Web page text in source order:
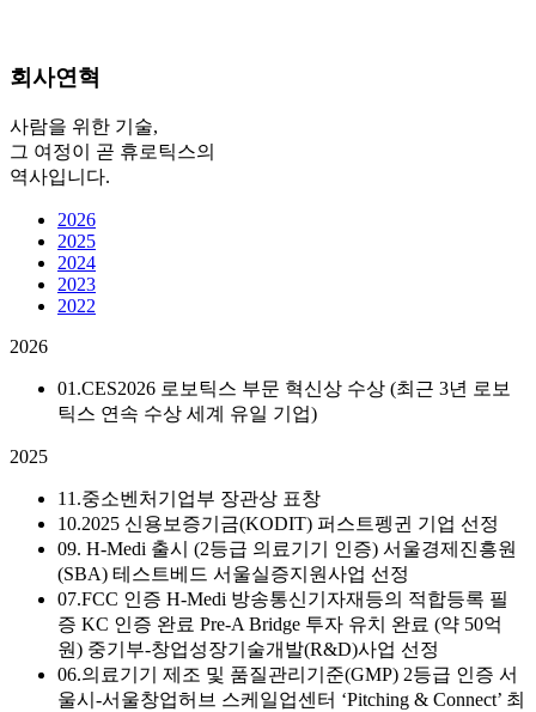
회사연혁
사람을 위한 기술,
그 여정이 곧 휴로틱스의
역사입니다.
2026
2025
2024
2023
2022
2026
01.CES2026 로보틱스 부문 혁신상 수상 (최근 3년 로보
틱스 연속 수상 세계 유일 기업)
2025
11.중소벤처기업부 장관상 표창
10.2025 신용보증기금(KODIT) 퍼스트펭귄 기업 선정
09. H-Medi 출시 (2등급 의료기기 인증) 서울경제진흥원
(SBA) 테스트베드 서울실증지원사업 선정
07.FCC 인증 H-Medi 방송통신기자재등의 적합등록 필
증 KC 인증 완료 Pre-A Bridge 투자 유치 완료 (약 50억
원) 중기부-창업성장기술개발(R&D)사업 선정
06.의료기기 제조 및 품질관리기준(GMP) 2등급 인증 서
울시-서울창업허브 스케일업센터 ‘Pitching & Connect’ 최